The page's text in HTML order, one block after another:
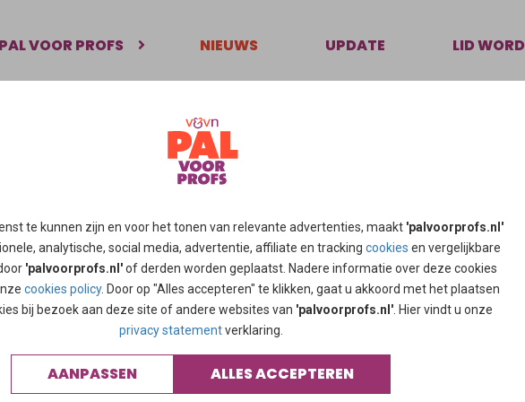
te kunnen zijn en voor het tonen van relevante advertenties, maakt 'palvoorprofs.nl'
analytische, social media, advertentie, affiliate en tracking cookies en vergelijkbare
'palvoorprofs.nl'of derden worden geplaatst. Nadere informatie over deze cookies
cookies policy. Door op "Alles accepteren" te klikken, gaat u akkoord met het plaatsen
bij bezoek aan deze site of andere websites van 'palvoorprofs.nl' . Hier vindt u onze
privacy statementverklaring.
AANPASSEN ALLES ACCEPTEREN
VOOR PROFS NIEUWS UPDATE LID
sterfbed voor de ziel op reis wij hopen de overgave te ondersteunen
in de laatste fase van het leven.
of jouw dierbare langs. Dat kan thuis, in een hospice, verpleeghuis of ziekenhuis. Er zijn
Lees verder
ND van 18-11-2021